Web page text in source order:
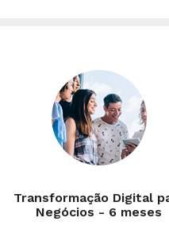
Transformação Digital
Negócios - 6 meses